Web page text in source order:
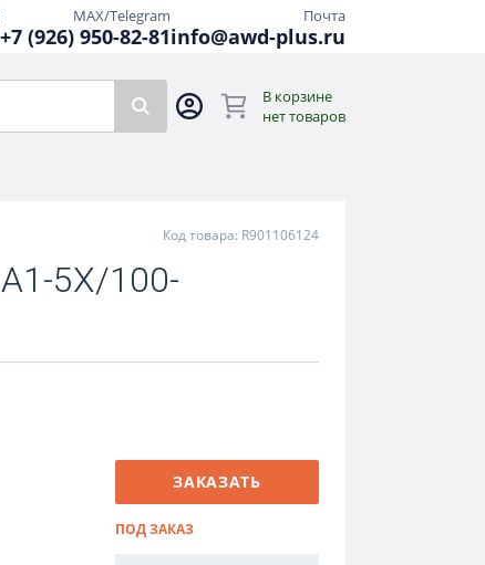
+7 (926) 950-82-81
MAX/Telegram
info@awd-plus.ru
Почта
В корзине
нет товаров
Код товара: R901106124
5X/100-
ЗАКАЗАТЬ
ПОД ЗАКАЗ